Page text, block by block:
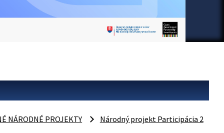
NÁRODNÉ PROJEKTY
Národný projekt Participácia 2